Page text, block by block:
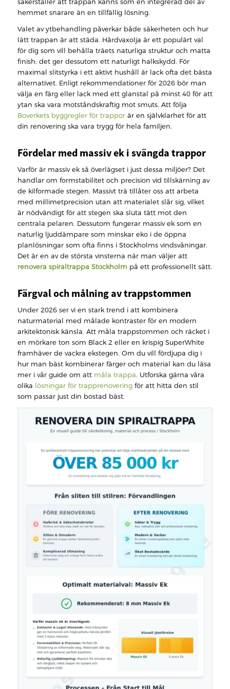
säkerställer att trappan känns som en integrerad del av
hemmet snarare än en tillfällig lösning.
Valet av ytbehandling påverkar både säkerheten och hur
lätt trappan är att städa. Hårdvaxolja är ett populärt val
för dig som vill behålla träets naturliga struktur och matta
finish; det ger dessutom ett naturligt halkskydd. För
maximal slitstyrka i ett aktivt hushåll är lack ofta det bästa
alternativet. Enligt rekommendationer för 2026 bör man
välja en färg eller lack med ett glanstal på minst 40 för att
ytan ska vara motståndskraftig mot smuts. Att följa
Boverkets byggregler för trapporär en självklarhet för att
din renovering ska vara trygg för hela familjen.
Fördelar med massiv ek i svängda trappor
Varför är massiv ek så överlägset i just dessa miljöer? Det
handlar om formstabilitet och precision vid tillskärning av
de kilformade stegen. Massivt trä tillåter oss att arbeta
med millimetprecision utan att materialet slår sig, vilket
är nödvändigt för att stegen ska sluta tätt mot den
centrala pelaren. Dessutom fungerar massiv ek som en
naturlig ljuddämpare som minskar eko i de öppna
planlösningar som ofta finns i Stockholms vindsvåningar.
Det är en av de största vinsterna när man väljer att
renovera spiraltrappa Stockholm på ett professionellt sätt.
Färgval och målning av trappstommen
Under 2026 ser vi en stark trend i att kombinera
naturmaterial med målade kontraster för en modern
arkitektonisk känsla. Att måla trappstommen och räcket i
en mörkare ton som Black 2 eller en krispig SuperWhite
framhäver de vackra ekstegen. Om du vill fördjupa dig i
hur man bäst kombinerar färger och material kan du läsa
mer i vår guide om att måla trappa. Utforska gärna våra
olika lösningar för trapprenoveringför att hitta den stil
som passar just din bostad bäst.